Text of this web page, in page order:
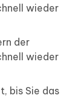
wieder
der
wieder
bis Sie das